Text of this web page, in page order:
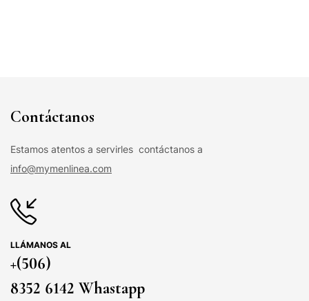
Contáctanos
Estamos atentos a servirles contáctanos a
info@mymenlinea.com
LLÁMANOS AL
+(506)
8352 6142 Whastapp